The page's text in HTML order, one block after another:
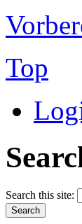
Top
Search this site: